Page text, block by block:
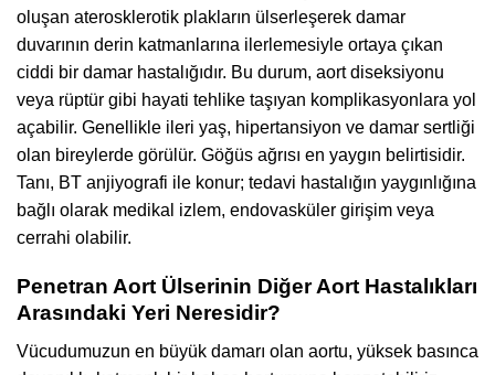
oluşan aterosklerotik plakların ülserleşerek damar
duvarının derin katmanlarına ilerlemesiyle ortaya çıkan
ciddi bir damar hastalığıdır. Bu durum, aort diseksiyonu
veya rüptür gibi hayati tehlike taşıyan komplikasyonlara yol
açabilir. Genellikle ileri yaş, hipertansiyon ve damar sertliği
olan bireylerde görülür. Göğüs ağrısı en yaygın belirtisidir.
Tanı, BT anjiyografi ile konur; tedavi hastalığın yaygınlığına
bağlı olarak medikal izlem, endovasküler girişim veya
cerrahi olabilir.
Penetran Aort Ülserinin Diğer Aort Hastalıkları
Arasındaki Yeri Neresidir?
Vücudumuzun en büyük damarı olan aortu, yüksek basınca